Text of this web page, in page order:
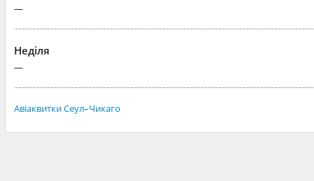
—
Неділя
—
Авіаквитки Сеул–Чикаго